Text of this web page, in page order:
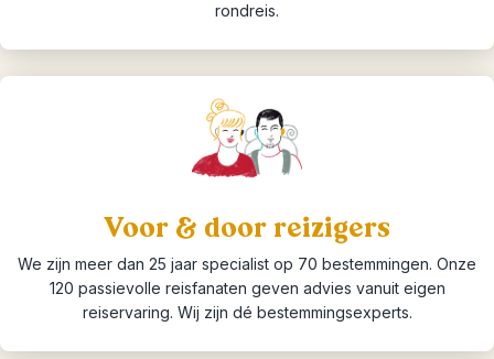
rondreis.
Voor & door reizigers
We zijn meer dan 25 jaar specialist op 70 bestemmingen. Onze
120 passievolle reisfanaten geven advies vanuit eigen
reiservaring. Wij zijn dé bestemmingsexperts.